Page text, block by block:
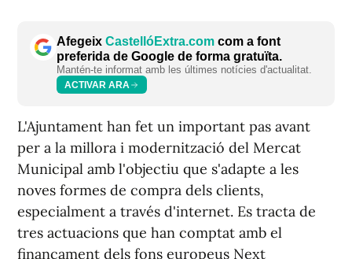
Afegeix CastellóExtra.com com a font
preferida de Google de forma gratuïta.
Mantén-te informat amb les últimes notícies d'actualitat.
ACTIVAR ARA
L'Ajuntament han fet un important pas avant
per a la millora i modernització del Mercat
Municipal amb l'objectiu que s'adapte a les
noves formes de compra dels clients,
especialment a través d'internet. Es tracta de
tres actuacions que han comptat amb el
finançament dels fons europeus Next